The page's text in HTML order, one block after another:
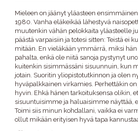
Mieleen on jäänyt yläasteen
1980. Vanha eläkeikää lähestyvä
muutenkin vähän pelokkaita yläasteelle
päästä varpaisiin ja totesi sitten: Teistä ei
mitään. En vieläkään ymmärrä, miksi hän
pahalta, enkä ole niitä sanoja pystynyt
kuitenkin sisimmässäni sisuunnuin, kun
jotain. Suoritin yliopistotutkinnon ja olen
hyväpalkkainen virkamies. Perhettäkin on
hyvin. Ehkä hänen tarkoituksensa olikin,
sisuuntuisimme ja haluaisimme näyttää,
Toimi siis minun kohdallani, vaikka ei
ollut mikään erityisen hyvä tapa